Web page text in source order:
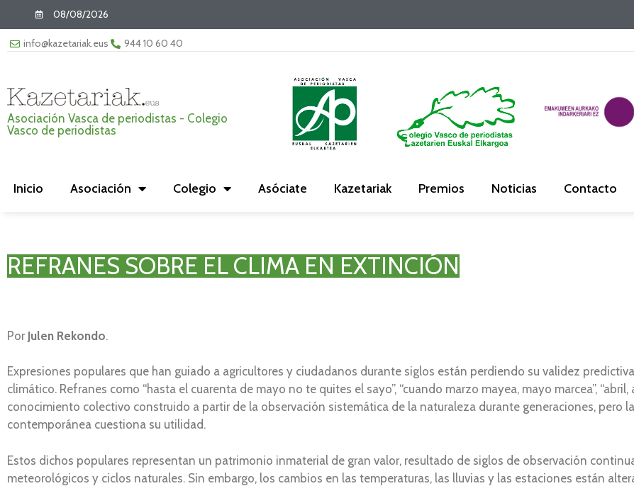
08/08/2026
info@kazetariak.eus 944 10 60 40
Asociación Vasca de periodistas - Colegio
Vasco de periodistas
Inicio Asociación Colegio Asóciate Kazetariak Premios Noticias Contacto
REFRANES SOBRE EL CLIMA EN EXTINCIÓN
Por Julen Rekondo.
Expresiones populares que han guiado a agricultores y ciudadanos durante siglos están perdiendo su validez
climático. Refranes como “hasta el cuarenta de mayo no te quites el sayo”, “cuando marzo mayea, mayo marcea”,
conocimiento colectivo construido a partir de la observación sistemática de la naturaleza durante generaciones, pero
contemporánea cuestiona su utilidad.
Estos dichos populares representan un patrimonio inmaterial de gran valor, resultado de siglos de observación
meteorológicos y ciclos naturales. Sin embargo, los cambios en las temperaturas, las lluvias y las estaciones están